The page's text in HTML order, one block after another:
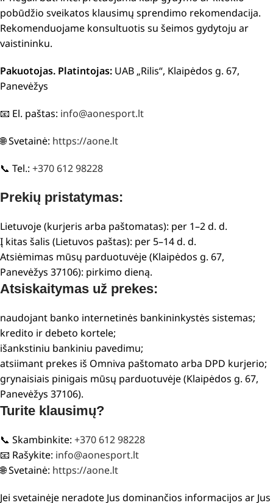
pobūdžio sveikatos klausimų sprendimo rekomendacija.
Rekomenduojame konsultuotis su šeimos gydytoju ar
vaistininku.
Pakuotojas. Platintojas: UAB „Rilis“, Klaipėdos g. 67,
Panevėžys
📧 El. paštas: info@aonesport.lt
🌐 Svetainė: https://aone.lt
📞 Tel.: +370 612 98228
Prekių pristatymas:
Lietuvoje (kurjeris arba paštomatas): per 1–2 d. d.
Į kitas šalis (Lietuvos paštas): per 5–14 d. d.
Atsiėmimas mūsų parduotuvėje (Klaipėdos g. 67,
Panevėžys 37106): pirkimo dieną.
Atsiskaitymas už prekes:
naudojant banko internetinės bankininkystės sistemas;
kredito ir debeto kortele;
išankstiniu bankiniu pavedimu;
atsiimant prekes iš Omniva paštomato arba DPD kurjerio;
grynaisiais pinigais mūsų parduotuvėje (Klaipėdos g. 67,
Panevėžys 37106).
Turite klausimų?
📞 Skambinkite: +370 612 98228
📧 Rašykite: info@aonesport.lt
🌐 Svetainė: https://aone.lt
Jei svetainėje neradote Jus dominančios informacijos ar Jus